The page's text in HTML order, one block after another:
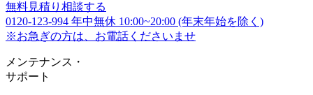
無料見積り相談する
0120-123-994 年中無休 10:00~20:00 (年末年始を除く)
※お急ぎの方は、お電話くださいませ
メンテナンス ・
サポート